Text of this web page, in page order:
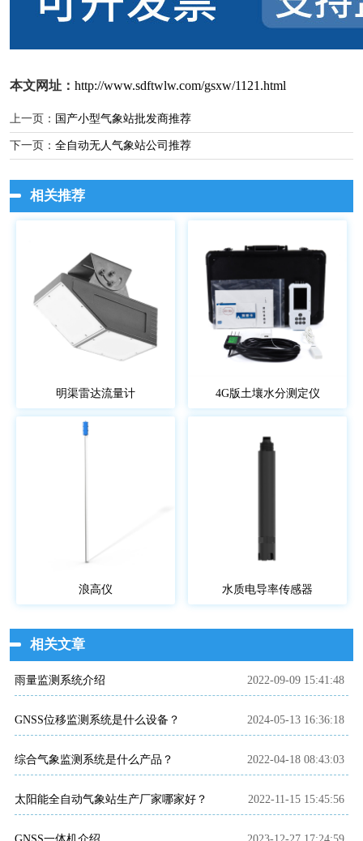
本文网址： http://www.sdftwlw.com/gsxw/1121.html
上一页： 国产小型气象站批发商推荐
下一页： 全自动无人气象站公司推荐
相关推荐
明渠雷达流量计 4G版土壤水分测定仪
浪高仪 水质电导率传感器
相关文章
雨量监测系统介绍 2022-09-09 15:41:48
GNSS位移监测系统是什么设备？ 2024-05-13 16:36:18
综合气象监测系统是什么产品？ 2022-04-18 08:43:03
太阳能全自动气象站生产厂家哪家好？ 2022-11-15 15:45:56